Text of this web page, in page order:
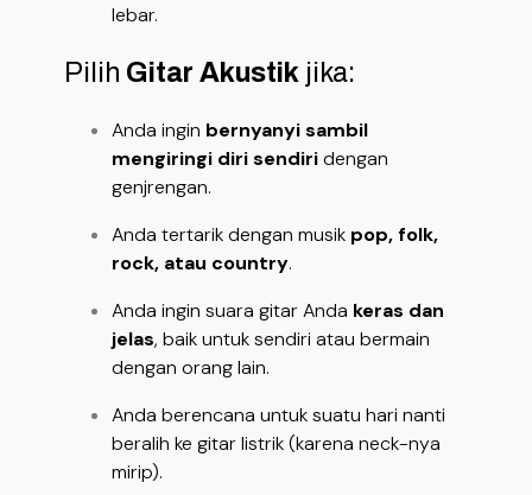
lebar.
Pilih Gitar Akustikjika:
Anda ingin bernyanyi sambil
mengiringi diri sendiridengan
genjrengan.
Anda tertarik dengan musik pop, folk,
rock, atau country.
Anda ingin suara gitar Anda keras dan
jelas, baik untuk sendiri atau bermain
dengan orang lain.
Anda berencana untuk suatu hari nanti
beralih ke gitar listrik (karena neck-nya
mirip).